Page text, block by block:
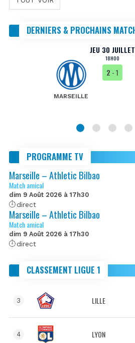
DERNIERS & PROCHAINS
JEU 30 JUILLET
18H00
MARSEILLE
2 - 1
PROGRAMME TV
Marseille – Athletic Bilbao
Match amical
dim 9 Août 2026 à 17h30
direct
Marseille – Athletic Bilbao
Match amical
dim 9 Août 2026 à 17h30
direct
CLASSEMENT LIGUE 1
3 LILLE
4 LYON